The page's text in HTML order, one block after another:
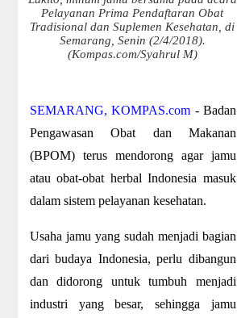
Pelayanan Prima Pendaftaran Obat
Tradisional dan Suplemen Kesehatan, di
Semarang, Senin (2/4/2018).
(Kompas.com/Syahrul M)
SEMARANG, KOMPAS.com - Badan
Pengawasan Obat dan Makanan
(BPOM) terus mendorong agar jamu
atau obat-obat herbal Indonesia masuk
dalam sistem pelayanan kesehatan.
Usaha jamu yang sudah menjadi bagian
dari budaya Indonesia, perlu dibangun
dan didorong untuk tumbuh menjadi
industri yang besar, sehingga jamu